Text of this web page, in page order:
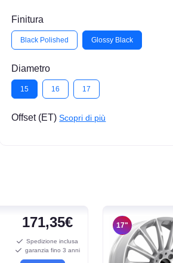
Finitura
Black Polished Glossy Black
Diametro
15 16 17
Offset (ET)Scopri di più
171,35€
Spedizione inclusa
garanzia fino 3 anni
17"